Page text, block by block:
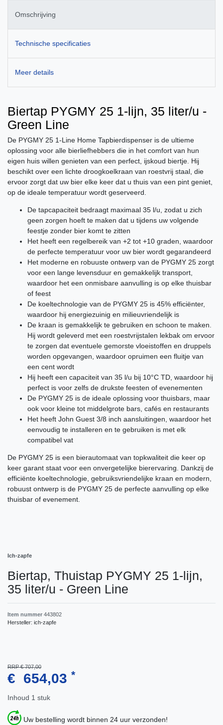
Omschrijving
Technische specificaties
Meer details
Biertap PYGMY 25 1-lijn, 35 liter/u -
Green Line
De PYGMY 25 1-Line Home Tapbierdispenser is de ultieme
oplossing voor alle bierliefhebbers die in het comfort van hun
eigen huis willen genieten van een perfect, ijskoud biertje. Hij
beschikt over een lichte droogkoelkraan van roestvrij staal, die
ervoor zorgt dat uw bier elke keer dat u thuis van een pint geniet,
op de ideale temperatuur wordt geserveerd.
De tapcapaciteit bedraagt ​​maximaal 35 l/u, zodat u zich
geen zorgen hoeft te maken dat u tijdens uw volgende
feestje zonder bier komt te zitten
Het heeft een regelbereik van +2 tot +10 graden, waardoor
de perfecte temperatuur voor uw bier wordt gegarandeerd
Het moderne en robuuste ontwerp van de PYGMY 25 zorgt
voor een lange levensduur en gemakkelijk transport,
waardoor het een onmisbare aanvulling is op elke thuisbar
of feest
De koeltechnologie van de PYGMY 25 is 45% efficiënter,
waardoor hij energiezuinig en milieuvriendelijk is
De kraan is gemakkelijk te gebruiken en schoon te maken.
Hij wordt geleverd met een roestvrijstalen lekbak om ervoor
te zorgen dat eventuele gemorste vloeistoffen en druppels
worden opgevangen, waardoor opruimen een fluitje van
een cent wordt
Hij heeft een capaciteit van 35 l/u bij 10°C TD, waardoor hij
perfect is voor zelfs de drukste feesten of evenementen
De PYGMY 25 is de ideale oplossing voor thuisbars, maar
ook voor kleine tot middelgrote bars, cafés en restaurants
Het heeft John Guest 3/8 inch aansluitingen, waardoor het
eenvoudig te installeren en te gebruiken is met elk
compatibel vat
De PYGMY 25 is een bierautomaat van topkwaliteit die keer op
keer garant staat voor een onvergetelijke bierervaring. Dankzij de
efficiënte koeltechnologie, gebruiksvriendelijke kraan en modern,
robuust ontwerp is de PYGMY 25 de perfecte aanvulling op elke
thuisbar of evenement.
Ich-zapfe
Biertap, Thuistap PYGMY 25 1-lijn,
35 liter/u - Green Line
Item nummer 443802
Hersteller: ich-zapfe
RRP € 707,00
€ 654,03 *
Inhoud 1 stuk
Uw bestelling wordt binnen 24 uur verzonden!